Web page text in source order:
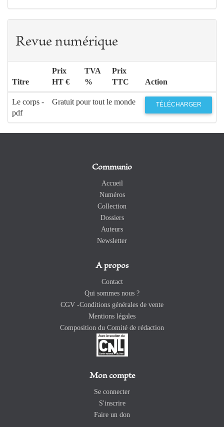
Revue numérique
Titre
Prix
HT €
TVA
%
Prix
TTC
Action
Le corps -
pdf
Gratuit pour tout le monde TÉLÉCHARGER
Communio
Accueil
Numéros
Collection
Dossiers
Auteurs
Newsletter
A propos
Contact
Qui sommes nous ?
CGV -Conditions générales de vente
Mentions légales
Composition du Comité de rédaction
Mon compte
Se connecter
S'inscrire
Faire un don